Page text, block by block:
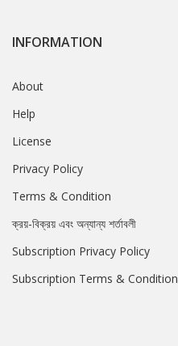
INFORMATION
About
Help
License
Privacy Policy
Terms & Condition
ক্রয়-বিক্রয় এবং অন্যান্য শর্তাবলী
Subscription Privacy Policy
Subscription Terms & Condition